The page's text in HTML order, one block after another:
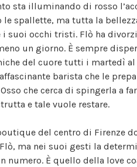
sta illuminando di rosso
le spallette, ma tutta la
i suoi occhi tristi. Flò ha
un giorno. È sempre
del cuore tutti i martedì
barista che le
che cerca di spingerla a
e tale vuole restare.
del centro di Firenze
ma nei suoi gesti la
numero. È quello della love